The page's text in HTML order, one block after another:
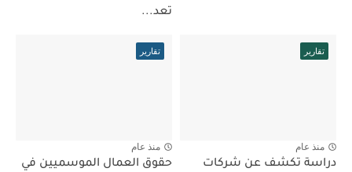
تعد...
تقارير
منذ عام
دراسة تكشف عن شركات
تقارير
منذ عام
حقوق العمال الموسميين في